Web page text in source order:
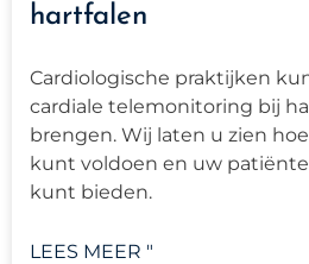
hartfalen
Cardiologische praktijken
cardiale telemonitoring bij
brengen. Wij laten u zien
kunt voldoen en uw
kunt bieden.
LEES MEER "